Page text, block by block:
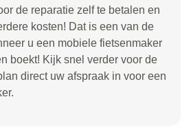
de reparatie zelf te betalen en
kosten! Dat is een van de
u een mobiele fietsenmaker
boekt! Kijk snel verder voor de
direct uw afspraak in voor een